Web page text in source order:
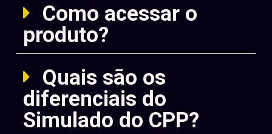
Como acessar o
produto?
Quais são os
diferenciais do
Simulado do CPP?